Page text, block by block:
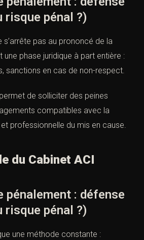
pénal ?)
s’arrête pas au prononcé de la
une phase juridique à part entière :
sanctions en cas de non-respect.
de solliciter des peines
compatibles avec la
professionnelle du mis en cause.
du Cabinet ACI
pénalement : défense
pénal ?)
une méthode constante :